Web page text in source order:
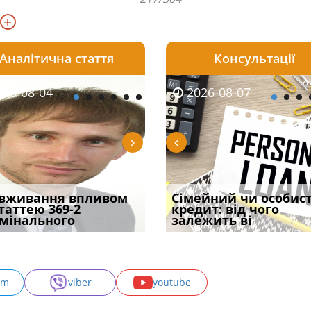
06
встановив для
шкоди
2026-08-06
Документи, на яких не
проставляється
апостиль: пер
Аналітична стаття
08-04
впливом
369-2
2026-08-04
Переоформлення
відстрочки за іншою
підставою: нов
Консультації
2026-08-05
потрібна ФОП
у 2026 році:
засто
2026-08-07
Сімейний чи
кредит: від чого
залежить ві
2026-07-30
Восьмий ААС
підтвердив, що
може скас
viber youtube